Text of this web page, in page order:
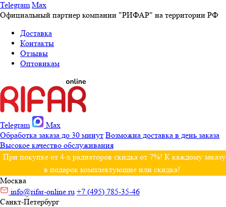
Telegram Max
Официальный партнер компании "РИФАР" на территории РФ
Доставка
Контакты
Отзывы
Оптовикам
Telegram
Max
Обработка заказа до 30 минут Возможна доставка в день заказа
Высокое качество обслуживания
При покупке от 4-х радиаторов скидка от 7%! К каждому заказу
в подарок комплектующие или скидка!
Москва
info@rifar-online.ru +7 (495) 785-35-46
Санкт-Петербург